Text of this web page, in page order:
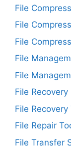
File
File
File
File
File
File
File Recovery
File Repair
File Transfer